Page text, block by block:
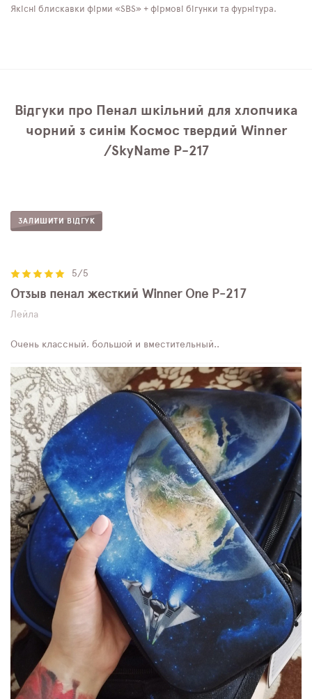
Якісні блискавки фірми «SBS» + фірмові бігунки та фурнітура.
Відгуки про Пенал шкільний для хлопчика
чорний з синім Космос твердий Winner
/SkyName P-217
ЗАЛИШИТИ ВІДГУК
5/5
Отзыв пенал жесткий Winner One P-217
Лейла
Очень классный, большой и вместительный..